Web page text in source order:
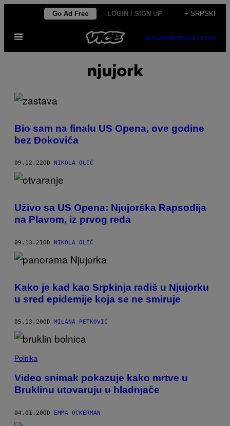
садржај
Go Ad Free LOGIN / SIGN UP + SRPSKI
Otvori
SUBSCRIBENEWSLETTER
njujork
Bio sam na finalu US Opena, ove godine
bez Đokovića
09.12.22OD NIKOLA OLIĆ
Uživo sa US Opena: Njujorška Rapsodija
na Plavom, iz prvog reda
09.13.21OD NIKOLA OLIĆ
Kako je kad kao Srpkinja radiš u Njujorku
u sred epidemije koja se ne smiruje
05.13.20OD MILANA PETKOVIĆ
Politika
Video snimak pokazuje kako mrtve u
Bruklinu utovaruju u hladnjače
04.01.20OD EMMA OCKERMAN